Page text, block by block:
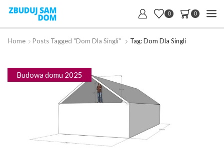
0 0
Home Posts Tagged "dom Dla Singli" Tag: Dom Dla Singli
Budowa domu 2025